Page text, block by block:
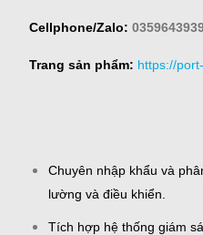
Cellphone/Zalo:
Trang sản phẩm: https://
Chuyên nhập khẩu và
lường và điều khiển.
Tích hợp hệ thống giám